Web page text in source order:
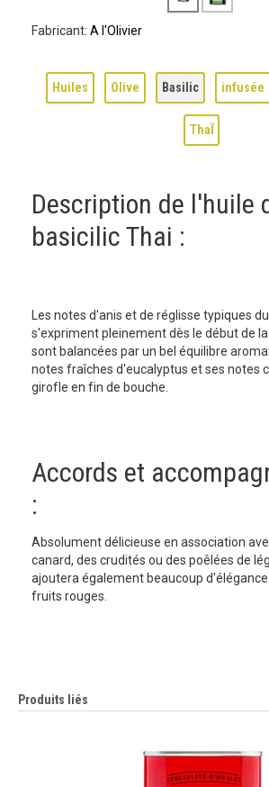
Fabricant: A l'Olivier
Huiles Olive Basilic infusée
ThaÏ
Description de l'huile
basicilic Thai :
Les notes d'anis et de réglisse typiques
s'expriment pleinement dès le début de
sont balancées par un bel équilibre
notes fraîches d'eucalyptus et ses notes
girofle en fin de bouche.
Accords et
:
Absolument délicieuse en association
canard, des crudités ou des poêlées de
ajoutera également beaucoup
fruits rouges.
Produits liés